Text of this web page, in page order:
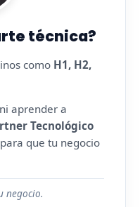
técnica?
como H1, H2,
aprender a
Tecnológico
que tu negocio
negocio.